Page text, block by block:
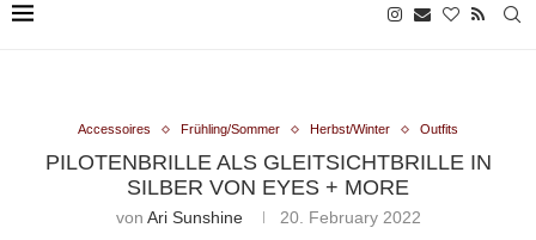
Accessoires Frühling/Sommer Herbst/Winter Outfits
PILOTENBRILLE ALS GLEITSICHTBRILLE IN
SILBER VON EYES + MORE
von Ari Sunshine 20. February 2022